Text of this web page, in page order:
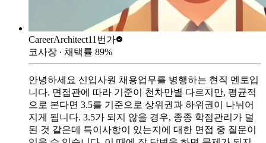
CareerArchitect11번가
코사장 ∙ 채택률 89%
안녕하세요 신입사원 채용업무를 병행하는 현직 멘토입
니다. 면접관에 따라 기준이 천차만별 다르지만, 평균적
으로 본다면 3.5를 기준으로 상위권과 하위권이 나뉘어
지게 됩니다. 3.5가 되지 않을 경우, 종종 학점관리가 덜
된 것 같은데 특이사항이 있는지에 대한 면접 중 질문이